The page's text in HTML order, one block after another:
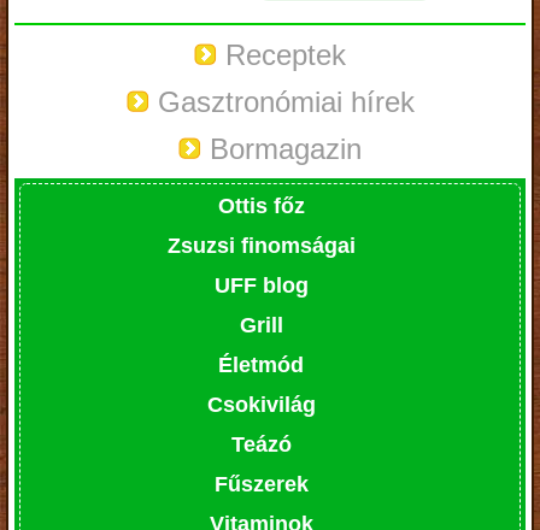
Receptek
Gasztronómiai hírek
Bormagazin
Ottis főz
Zsuzsi finomságai
UFF blog
Grill
Életmód
Csokivilág
Teázó
Fűszerek
Vitaminok